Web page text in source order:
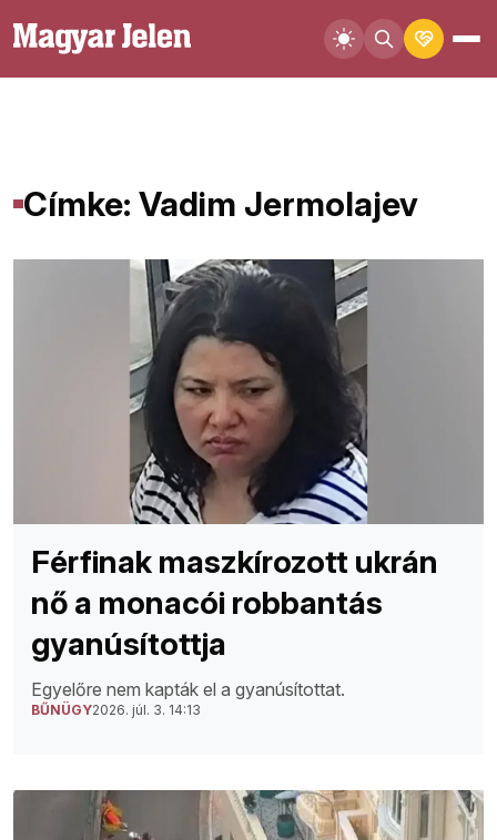
Címke: Vadim Jermolajev
Férfinak maszkírozott ukrán
nő a monacói robbantás
gyanúsítottja
Egyelőre nem kapták el a gyanúsítottat.
BŰNÜGY2026. júl. 3. 14:13